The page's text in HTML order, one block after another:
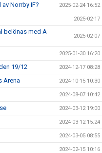
Norrby IF? 2025-02-24 16:52
2025-02-17
belönas med A-
2025-02-07
2025-01-30 16:20
19/12 2024-12-17 08:28
Arena 2024-10-15 10:30
2024-08-07 10:42
2024-03-12 19:00
2024-03-12 15:24
2024-03-05 08:55
2024-02-15 10:16